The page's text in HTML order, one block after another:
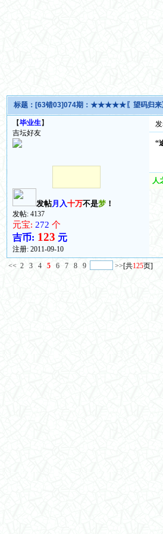
标题： [63错03]074期：★★★★★〖望码归
【毕业生】
吉坛好友
发帖月入十万不是梦 ！
发帖: 4137
元宝: 272个
吉币: 123 元
注册:2011-09-10
“
人
<< 2 3 4 5 6 7 8 9 >>[共125页]